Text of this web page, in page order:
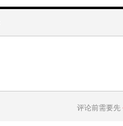
评论前需要先